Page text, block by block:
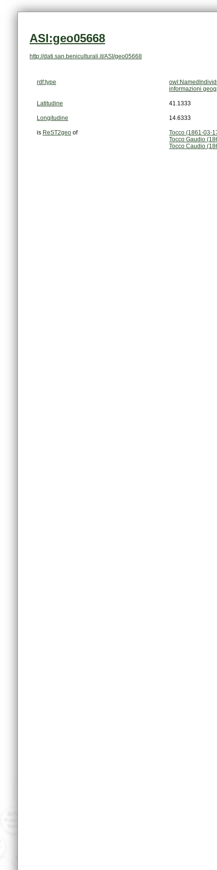
ASI:geo05668
http://dati.san.beniculturali.it/ASI/geo05668
rdf:type
informazioni
Latitudine 41.1333
Longitudine 14.6333
is ReST2geo of
Tocco (1861-03-
Tocco Gaudio
Tocco Caudio